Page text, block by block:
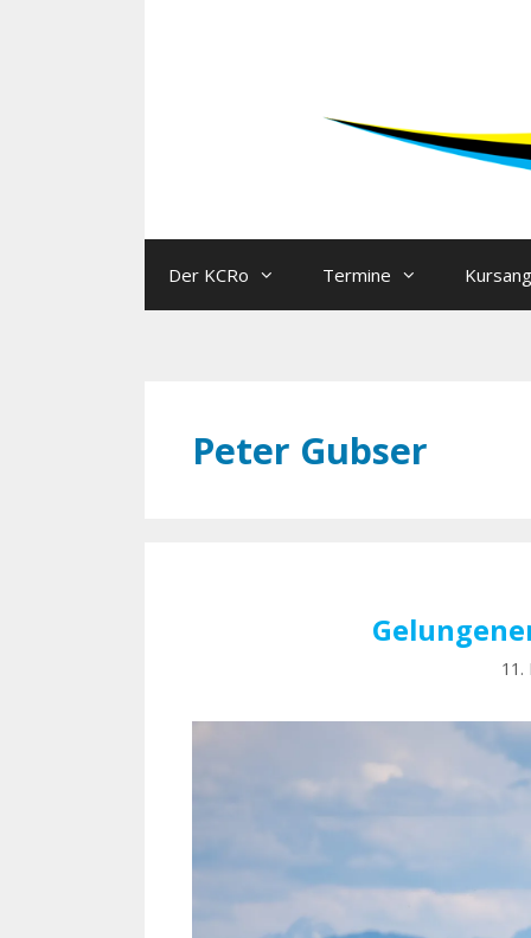
Der KCRo Termine
Peter Gubser
11.